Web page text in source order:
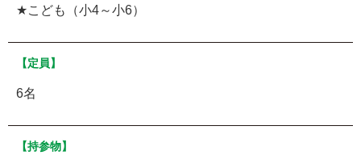
★こども（小4～小6）
【定員】
6名
【持参物】